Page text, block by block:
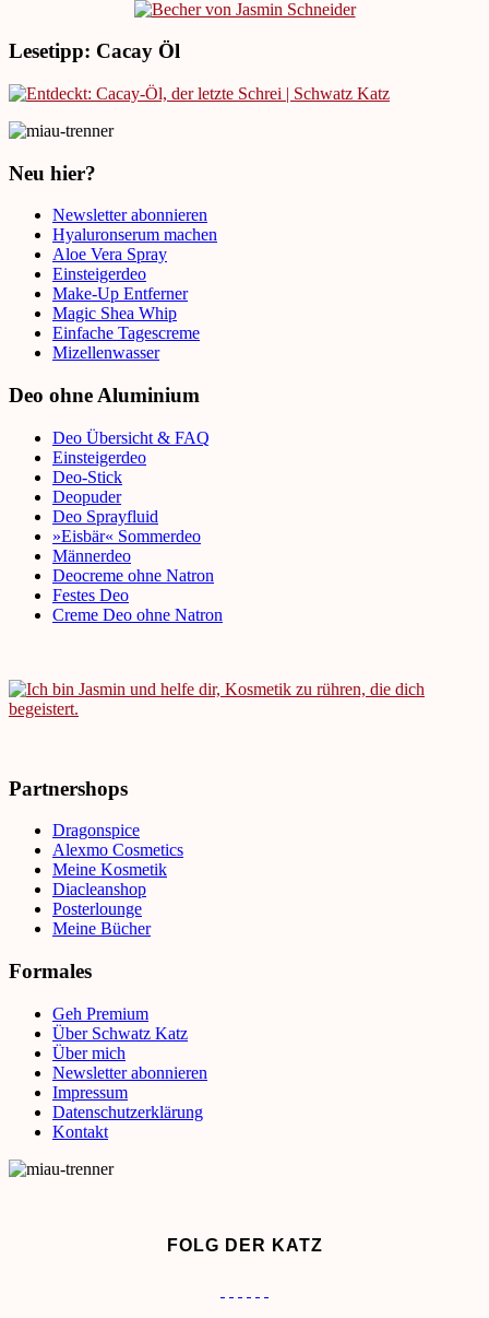
Lesetipp: Cacay Öl
Neu hier?
Newsletter abonnieren
Hyaluronserum machen
Aloe Vera Spray
Einsteigerdeo
Make-Up Entferner
Magic Shea Whip
Einfache Tagescreme
Mizellenwasser
Deo ohne Aluminium
Deo Übersicht & FAQ
Einsteigerdeo
Deo-Stick
Deopuder
Deo Sprayfluid
»Eisbär« Sommerdeo
Männerdeo
Deocreme ohne Natron
Festes Deo
Creme Deo ohne Natron
Partnershops
Dragonspice
Alexmo Cosmetics
Meine Kosmetik
Diacleanshop
Posterlounge
Meine Bücher
Formales
Geh Premium
Über Schwatz Katz
Über mich
Newsletter abonnieren
Impressum
Datenschutzerklärung
Kontakt
FOLG DER KATZ